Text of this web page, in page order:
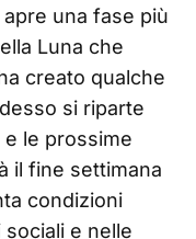
una fase più
Luna che
creato qualche
si riparte
le prossime
il fine settimana
condizioni
e nelle